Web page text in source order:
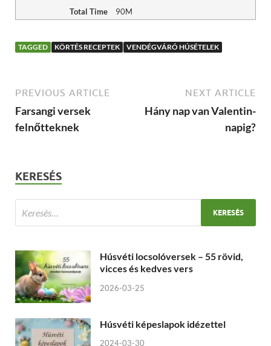
Total Time
90M
TAGGED KÖRTÉS RECEPTEK VENDÉGVÁRÓ HÚSÉTELEK
PREVIOUS ARTICLE
Farsangi versek
felnőtteknek
NEXT ARTICLE
Hány nap van Valentin-
napig?
KERESÉS
Húsvéti locsolóversek – 55 rövid,
vicces és kedves vers
2026-03-25
Húsvéti képeslapok idézettel
2024-03-30